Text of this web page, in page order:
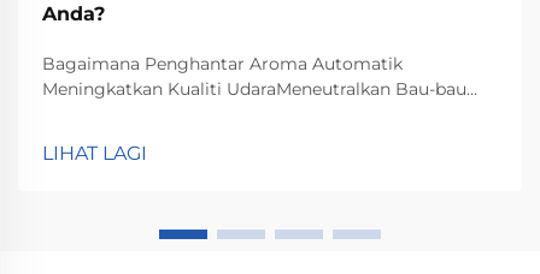
Anda?
Bagaimana Penghantar Aroma Automatik
Meningkatkan Kualiti UdaraMeneutralkan Bau-bau
akan mengeluarkan wangian untuk menghilangkan
LIHAT LAGI